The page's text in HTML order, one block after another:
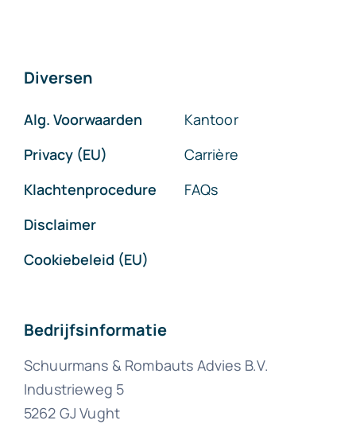
Diversen
Alg. Voorwaarden
Privacy (EU)
Klachtenprocedure
Disclaimer
Cookiebeleid (EU)
Kantoor
Carrière
FAQs
Bedrijfsinformatie
Schuurmans & Rombauts Advies B.V.
Industrieweg 5
5262 GJ Vught